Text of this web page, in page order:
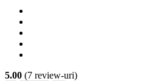
5.00 (7 review-uri)